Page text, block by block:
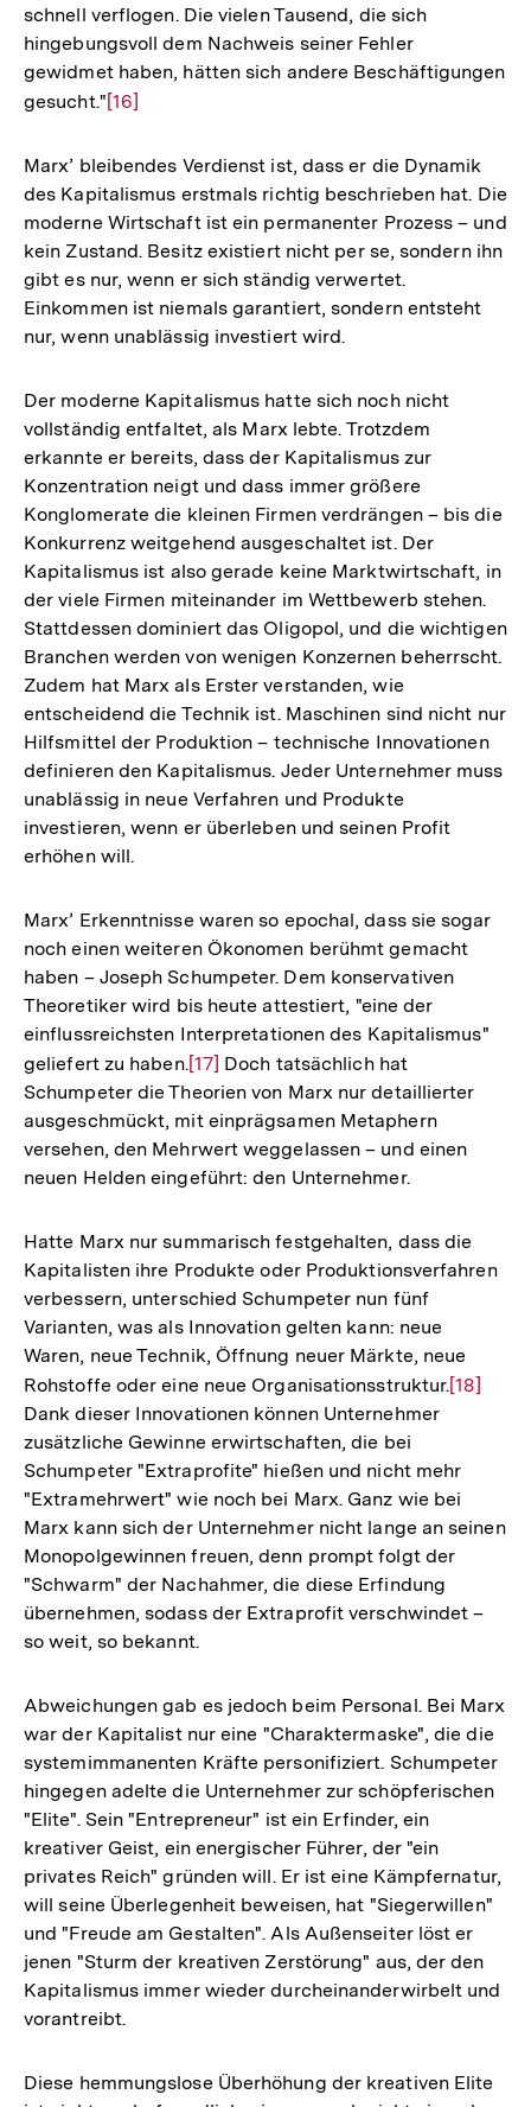
schnell verflogen. Die vielen Tausend, die sich
hingebungsvoll dem Nachweis seiner Fehler
gewidmet haben, hätten sich andere Beschäftigungen
gesucht."Zur
der
Fußnote
[16]
Marx’ bleibendes Verdienst ist, dass er die Dynamik
des Kapitalismus erstmals richtig beschrieben hat. Die
moderne Wirtschaft ist ein permanenter Prozess – und
kein Zustand. Besitz existiert nicht per se, sondern ihn
gibt es nur, wenn er sich ständig verwertet.
Einkommen ist niemals garantiert, sondern entsteht
nur, wenn unablässig investiert wird.
Der moderne Kapitalismus hatte sich noch nicht
vollständig entfaltet, als Marx lebte. Trotzdem
erkannte er bereits, dass der Kapitalismus zur
Konzentration neigt und dass immer größere
Konglomerate die kleinen Firmen verdrängen – bis die
Konkurrenz weitgehend ausgeschaltet ist. Der
Kapitalismus ist also gerade keine Marktwirtschaft, in
der viele Firmen miteinander im Wettbewerb stehen.
Stattdessen dominiert das Oligopol, und die wichtigen
Branchen werden von wenigen Konzernen beherrscht.
Zudem hat Marx als Erster verstanden, wie
entscheidend die Technik ist. Maschinen sind nicht nur
Hilfsmittel der Produktion – technische Innovationen
definieren den Kapitalismus. Jeder Unternehmer muss
unablässig in neue Verfahren und Produkte
investieren, wenn er überleben und seinen Profit
erhöhen will.
Marx’ Erkenntnisse waren so epochal, dass sie sogar
noch einen weiteren Ökonomen berühmt gemacht
haben – Joseph Schumpeter. Dem konservativen
Theoretiker wird bis heute attestiert, "eine der
einflussreichsten Interpretationen des Kapitalismus"
geliefert zu haben.Zur
Auflösung
der
Fußnote
[17] Doch tatsächlich hat
Schumpeter die Theorien von Marx nur detaillierter
ausgeschmückt, mit einprägsamen Metaphern
versehen, den Mehrwert weggelassen – und einen
neuen Helden eingeführt: den Unternehmer.
Hatte Marx nur summarisch festgehalten, dass die
Kapitalisten ihre Produkte oder Produktionsverfahren
verbessern, unterschied Schumpeter nun fünf
Varianten, was als Innovation gelten kann: neue
Waren, neue Technik, Öffnung neuer Märkte, neue
Rohstoffe oder eine neue Organisationsstruktur.Zur
Fußnote
[18]
Dank dieser Innovationen können Unternehmer
zusätzliche Gewinne erwirtschaften, die bei
Schumpeter "Extraprofite" hießen und nicht mehr
"Extramehrwert" wie noch bei Marx. Ganz wie bei
Marx kann sich der Unternehmer nicht lange an seinen
Monopolgewinnen freuen, denn prompt folgt der
"Schwarm" der Nachahmer, die diese Erfindung
übernehmen, sodass der Extraprofit verschwindet –
so weit, so bekannt.
Abweichungen gab es jedoch beim Personal. Bei Marx
war der Kapitalist nur eine "Charaktermaske", die die
systemimmanenten Kräfte personifiziert. Schumpeter
hingegen adelte die Unternehmer zur schöpferischen
"Elite". Sein "Entrepreneur" ist ein Erfinder, ein
kreativer Geist, ein energischer Führer, der "ein
privates Reich" gründen will. Er ist eine Kämpfernatur,
will seine Überlegenheit beweisen, hat "Siegerwillen"
und "Freude am Gestalten". Als Außenseiter löst er
jenen "Sturm der kreativen Zerstörung" aus, der den
Kapitalismus immer wieder durcheinanderwirbelt und
vorantreibt.
Diese hemmungslose Überhöhung der kreativen EliteZum